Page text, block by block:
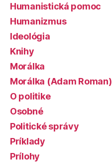
Humanistická pomoc
Humanizmus
Ideológia
Knihy
Morálka
Morálka (Adam Roman)
O politike
Osobné
Politické správy
Príklady
Prílohy